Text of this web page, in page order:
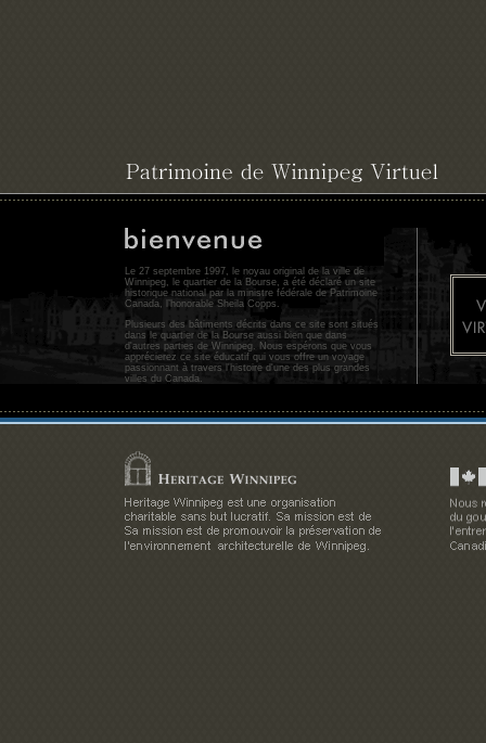
Le 27 septembre 1997, le noyau original de la ville de
Winnipeg, le quartier de la Bourse, a été déclaré un site
historique national par la ministre fédérale de Patrimoine
Canada, l’honorable Sheila Copps.
Plusieurs des bâtiments décrits dans ce site sont situés
dans le quartier de la Bourse aussi bien que dans
d'autres parties de Winnipeg. Nous espérons que vous
apprécierez ce site éducatif qui vous offre un voyage
passionnant à travers l'histoire d'une des plus grandes
villes du Canada.